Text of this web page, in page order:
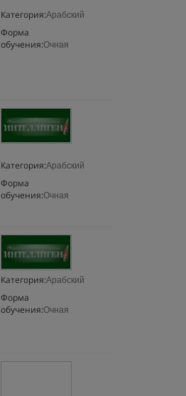
Категория:Арабский
Форма
обучения:Очная
Категория:Арабский
Форма
обучения:Очная
Категория:Арабский
Форма
обучения:Очная